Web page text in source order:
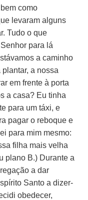
como
levaram alguns
Tudo o que
para lá
a caminho
a nossa
em frente à porta
a casa? Eu tinha
para um táxi, e
pagar o reboque e
para mim mesmo:
filha mais velha
plano B.) Durante a
a dar
Santo a dizer-
obedecer,